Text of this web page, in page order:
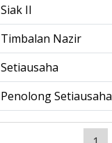
Siak II
Timbalan Nazir
Setiausaha
Penolong Setiausaha